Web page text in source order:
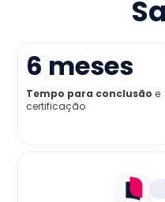
Credenciamento MEC
Preço
Já sou aluno
6 meses
Tempo para conclusão e
certificação